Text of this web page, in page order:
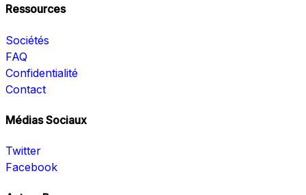
Ressources
Sociétés
FAQ
Confidentialité
Contact
Médias Sociaux
Twitter
Facebook